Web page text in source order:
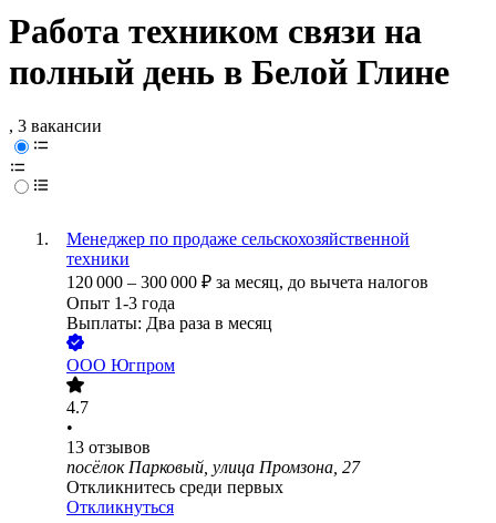
Работа техником связи на
полный день в Белой Глине
, 3 вакансии
Менеджер по продаже сельскохозяйственной
техники
120 000 – 300 000 ₽ за месяц, до вычета налогов
Опыт 1-3 года
Выплаты: Два раза в месяц
ООО Югпром
4.7
•
13 отзывов
посёлок Парковый, улица Промзона, 27
Откликнитесь среди первых
Откликнуться